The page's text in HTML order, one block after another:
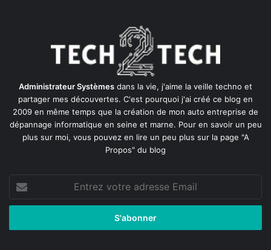
Administrateur Systèmes dans la vie, j'aime la veille techno et
partager mes découvertes. C'est pourquoi j'ai créé ce blog en
2009 en même temps que la création de mon auto entreprise de
dépannage informatique en seine et marne. Pour en savoir un peu
plus sur moi, vous pouvez en lire un peu plus sur la page "A
Propos" du blog
Entrez
votre
adresse